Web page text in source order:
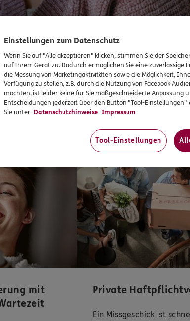
Versicherungen
Unsere
mit
Private
Ein Missgeschick ist
Einstellungen zum Datenschutz
Wenn Sie auf "Alle akzeptieren" klicken, stimmen Sie der
auf Ihrem Gerät zu. Dadurch ermöglichen Sie eine zuverlässige
die Messung von Marketingaktivitäten sowie die Möglichkeit,
Verfügung zu stellen, z.B. durch die Nutzung von Facebook
möchten, ist leider keine für Sie maßgeschneiderte Anpassung
Entscheidungen jederzeit über den Button "Tool-Einstellungen"
Sie unter Datenschutzhinweise Impressum
Tool-Einstellungen